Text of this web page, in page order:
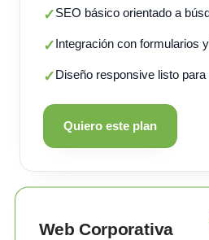
✓SEO básico orientado a
✓Integración con formularios
✓Diseño responsive listo para
Quiero este plan
Web Corporativa